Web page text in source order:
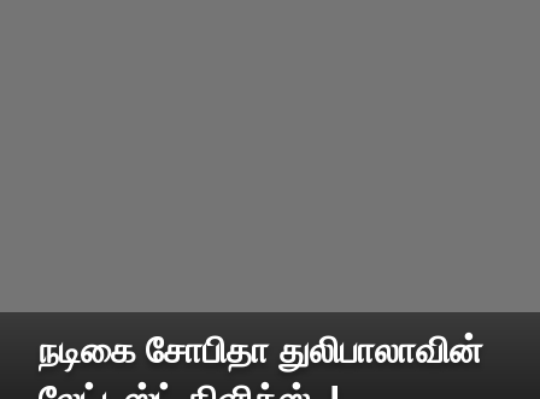
நடிகை சோபிதா துலிபாலாவின்